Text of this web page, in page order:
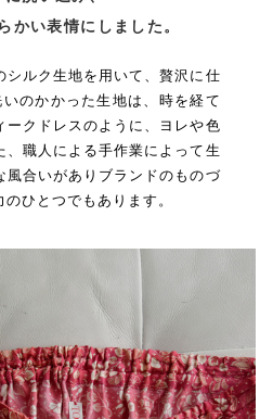
かい表情にしました。
シルク生地を用いて、贅沢に仕
のかかった生地は、時を経て
ークドレスのように、ヨレや色
職人による手作業によって生
風合いがありブランドのものづ
ひとつでもあります。